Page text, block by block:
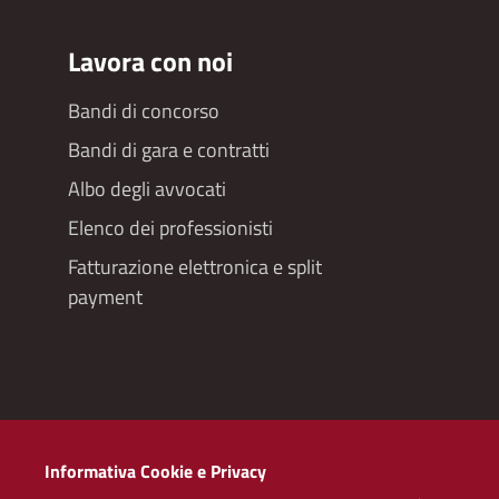
Lavora con noi
Bandi di concorso
Bandi di gara e contratti
Albo degli avvocati
Elenco dei professionisti
Fatturazione elettronica e split
payment
Redazioneweb
Informativa Cookie e Privacy